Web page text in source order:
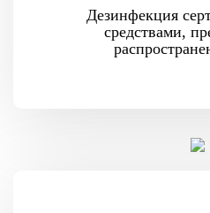
Дезинфекция
средствами,